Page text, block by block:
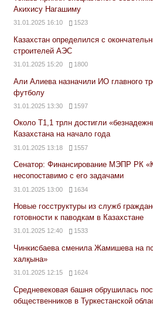
Акихису Нагашиму
31.01.2025 16:10 1523
Казахстан определился с
строителей АЭС
31.01.2025 15:20 1800
Али Алиева назначили ИО главного
футболу
31.01.2025 13:30 1597
Около Т1,1 трлн достигли
Казахстана на начало года
31.01.2025 13:18 1557
Сенатор: Финансирование МЭПР РК
несопоставимо с его задачами
31.01.2025 13:00 1634
Новые госструктуры из служб
готовности к паводкам в Казахстане
31.01.2025 12:40 1533
Чинкисбаева сменила Жамишева на
халқына»
31.01.2025 12:15 1624
Средневековая башня обрушилась
общественников в Туркестанской